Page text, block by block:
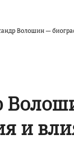
Волошин —
и